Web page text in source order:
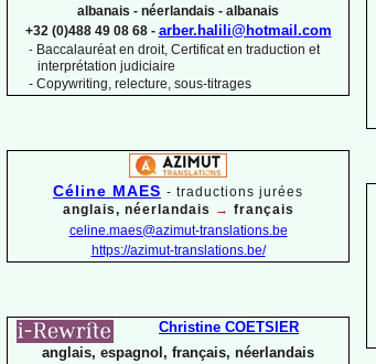
albanais - néerlandais - albanais
+32 (0)488 49 08 68 - arber.halili@hotmail.com
- Baccalauréat en droit, Certificat en traduction et
interprétation judiciaire
- Copywriting, relecture, sous-titrages
Céline MAES - traductions jurées
anglais, néerlandais → français
celine.maes@azimut-translations.be
https://azimut-translations.be/
Christine COETSIER
anglais, espagnol, français, néerlandais